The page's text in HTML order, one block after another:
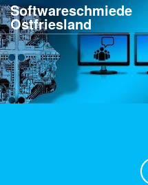
Softwareschmiede
Ostfriesland